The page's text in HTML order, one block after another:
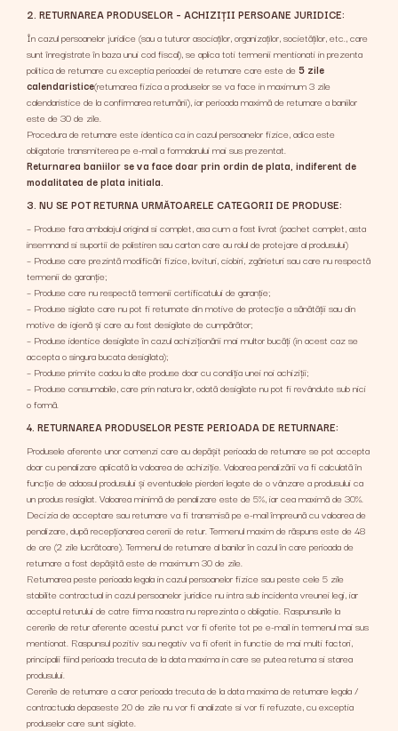
2. RETURNAREA PRODUSELOR – ACHIZIȚII PERSOANE JURIDICE:
În cazul persoanelor juridice (sau a tuturor asociaților, organizaților, societăților, etc., care
sunt înregistrate în baza unui cod fiscal), se aplica toti termenii mentionati in prezenta
politica de returnare cu exceptia perioadei de returnare care este de5 zile
calendaristice(returnarea fizica a produselor se va face in maximum 3 zile
calendaristice de la confirmarea returnării), iar perioada maximă de returnare a baniilor
este de 30 de zile.
Procedura de returnare este identica ca in cazul persoanelor fizice, adica este
obligatorie transmiterea pe e-mail a formalarului mai sus prezentat.
Returnarea baniilor se va face doar prin ordin de plata, indiferent de
modalitatea de plata initiala.
3. NU SE POT RETURNA URMĂTOARELE CATEGORII DE PRODUSE:
– Produse fara ambalajul original si complet, asa cum a fost livrat (pachet complet, asta
insemnand si suportii de polistiren sau carton care au rolul de protejare al produsului)
– Produse care prezintă modificări fizice, lovituri, ciobiri, zgârieturi sau care nu respectă
termenii de garanție;
– Produse care nu respectă termenii certificatului de garanție;
– Produse sigilate care nu pot fi returnate din motive de protecție a sănătății sau din
motive de igienă și care au fost desigilate de cumpărător;
– Produse identice desigilate în cazul achiziționării mai multor bucăți (in acest caz se
accepta o singura bucata desigilata);
– Produse primite cadou la alte produse doar cu condiția unei noi achiziții;
– Produse consumabile, care prin natura lor, odată desigilate nu pot fi revândute sub nici
o formă.
4. RETURNAREA PRODUSELOR PESTE PERIOADA DE RETURNARE:
Produsele aferente unor comenzi care au depășit perioada de returnare se pot accepta
doar cu penalizare aplicată la valoarea de achiziție. Valoarea penalizării va fi calculată în
funcție de adaosul produsului și eventualele pierderi legate de o vânzare a produsului ca
un produs resigilat. Valoarea minimă de penalizare este de 5%, iar cea maximă de 30%.
Decizia de acceptare sau returnare va fi transmisă pe e-mail împreună cu valoarea de
penalizare, după recepționarea cererii de retur. Termenul maxim de răspuns este de 48
de ore (2 zile lucrătoare). Termenul de returnare al banilor în cazul în care perioada de
returnare a fost depășită este de maximum 30 de zile.
Returnarea peste perioada legala in cazul persoanelor fizice sau peste cele 5 zile
stabilite contractual in cazul persoanelor juridice nu intra sub incidenta vreunei legi, iar
acceptul returului de catre firma noastra nu reprezinta o obligatie. Raspunsurile la
cererile de retur aferente acestui punct vor fi oferite tot pe e-mail in termenul mai sus
mentionat. Raspunsul pozitiv sau negativ va fi oferit in functie de mai multi factori,
principalii fiind perioada trecuta de la data maxima in care se putea returna si starea
produsului.
Cererile de returnare a caror perioada trecuta de la data maxima de returnare legala /
contractuala depaseste 20 de zile nu vor fi analizate si vor fi refuzate, cu exceptia
produselor care sunt sigilate.